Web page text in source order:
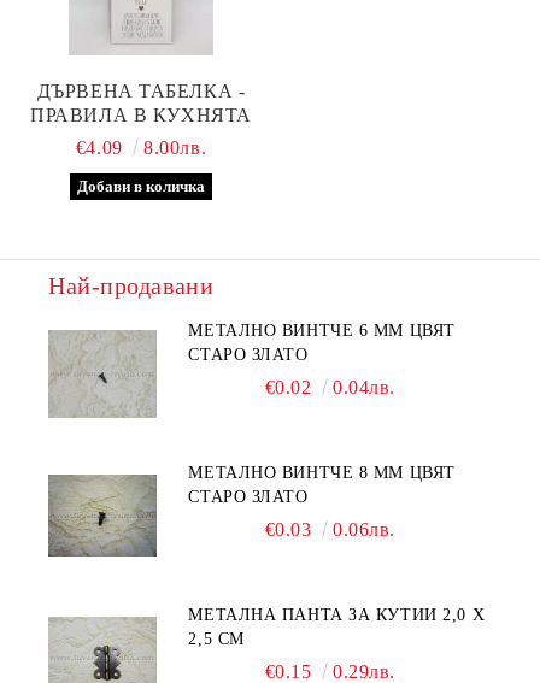
ДЪРВЕНА ТАБЕЛКА -
ПРАВИЛА В КУХНЯТА
€4.09
8.00лв.
Най-продавани
МЕТАЛНО ВИНТЧЕ 6 ММ ЦВЯТ
СТАРО ЗЛАТО
€0.02 0.04лв.
МЕТАЛНО ВИНТЧЕ 8 ММ ЦВЯТ
СТАРО ЗЛАТО
€0.03 0.06лв.
МЕТАЛНА ПАНТА ЗА КУТИИ 2,0 Х
2,5 СМ
€0.15 0.29лв.